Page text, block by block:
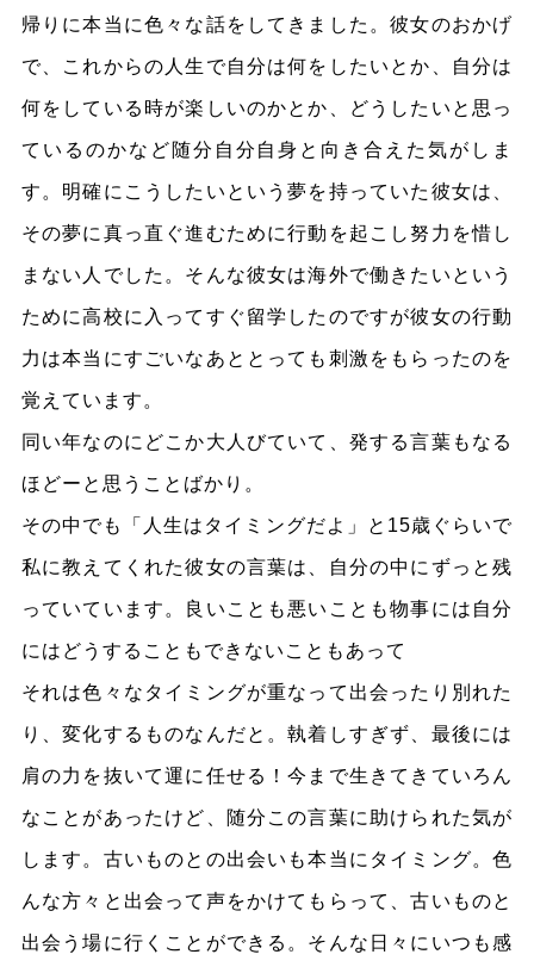
帰りに本当に色々な話をしてきました。彼女のおかげ
で、これからの人生で自分は何をしたいとか、自分は
何をしている時が楽しいのかとか、どうしたいと思っ
ているのかなど随分自分自身と向き合えた気がしま
す。明確にこうしたいという夢を持っていた彼女は、
その夢に真っ直ぐ進むために行動を起こし努力を惜し
まない人でした。そんな彼女は海外で働きたいという
ために高校に入ってすぐ留学したのですが彼女の行動
力は本当にすごいなあととっても刺激をもらったのを
覚えています。
同い年なのにどこか大人びていて、発する言葉もなる
ほどーと思うことばかり。
その中でも「人生はタイミングだよ」と15歳ぐらいで
私に教えてくれた彼女の言葉は、自分の中にずっと残
っていています。良いことも悪いことも物事には自分
にはどうすることもできないこともあって
それは色々なタイミングが重なって出会ったり別れた
り、変化するものなんだと。執着しすぎず、最後には
肩の力を抜いて運に任せる！今まで生きてきていろん
なことがあったけど、随分この言葉に助けられた気が
します。古いものとの出会いも本当にタイミング。色
んな方々と出会って声をかけてもらって、古いものと
出会う場に行くことができる。そんな日々にいつも感